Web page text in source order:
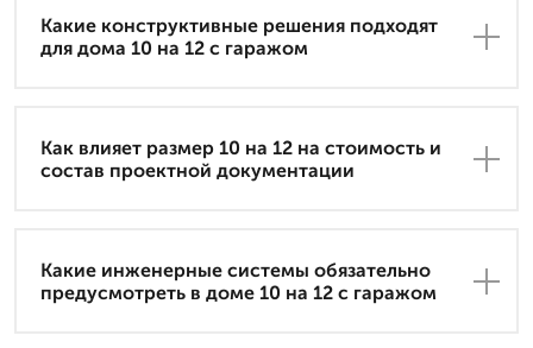
Какие конструктивные решения подходят
для дома 10 на 12 с гаражом
Как влияет размер 10 на 12 на стоимость и
состав проектной документации
Какие инженерные системы обязательно
предусмотреть в доме 10 на 12 с гаражом